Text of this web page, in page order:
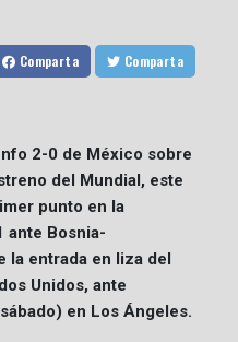
Comparta Comparta
2-0 de México sobre
del Mundial, este
punto en la
ante Bosnia-
la entrada en liza del
Unidos, ante
en Los Ángeles.